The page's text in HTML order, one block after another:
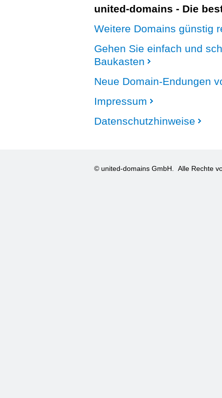
united-domains - Die
Weitere Domains günstig
Gehen Sie einfach und
Baukasten
Neue Domain-Endungen
Impressum
Datenschutzhinweise
© united-domains GmbH. Alle Rechte